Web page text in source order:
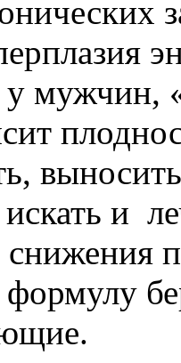
у мужчин,
и
формулу